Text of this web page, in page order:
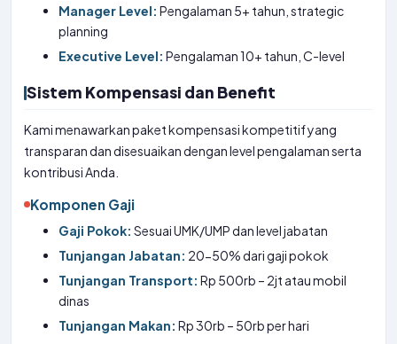
Manager Level: Pengalaman 5+ tahun, strategic
planning
Executive Level: Pengalaman 10+ tahun, C-level
Sistem Kompensasi dan Benefit
Kami menawarkan paket kompensasi kompetitif yang
transparan dan disesuaikan dengan level pengalaman serta
kontribusi Anda.
Komponen Gaji
Gaji Pokok: Sesuai UMK/UMP dan level jabatan
Tunjangan Jabatan: 20-50% dari gaji pokok
Tunjangan Transport: Rp 500rb – 2jt atau mobil
dinas
Tunjangan Makan: Rp 30rb – 50rb per hari